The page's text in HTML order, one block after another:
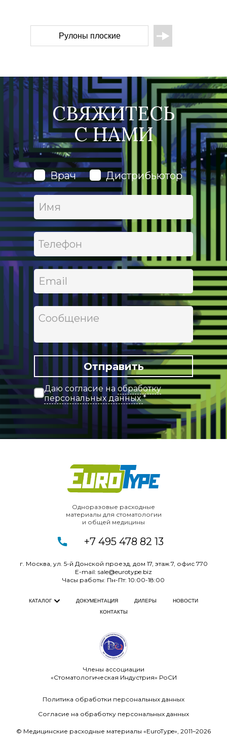
Пакеты плоские
СВЯЖИТЕСЬ
С НАМИ
Врач Дистрибьютор
Отправить
Даю согласие на обработку
персональных данных*
Одноразовые расходные
материалы для стоматологии
и общей медицины
+7 495 478 82 13
г. Москва, ул. 5-й Донской проезд, дом 17, этаж 7, офис 770
E-mail: sale@eurotype.biz
Часы работы: Пн-Пт: 10:00-18:00
КАТАЛОГ ДОКУМЕНТАЦИЯ ДИЛЕРЫ
НОВОСТИ
КОНТАКТЫ
Члены ассоциации
«Стоматологическая Индустрия» РоСИ
Политика обработки персональных данных
Согласие на обработку персональных данных
© Медицинские расходные материалы «EuroType», 2011–2026